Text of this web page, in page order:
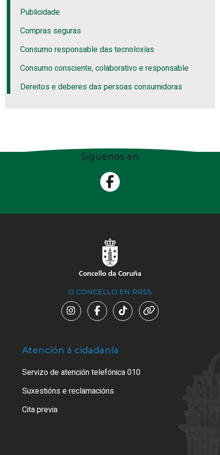
Publicidade
Compras seguras
Consumo responsable das tecnoloxías
Consumo consciente, colaborativo e responsable
Dereitos e deberes das persoas consumidoras
Síguenos en
O CONCELLO EN RRSS
Atención á cidadanía
Servizo de atención telefónica 010
Suxestións e reclamacións
Cita previa